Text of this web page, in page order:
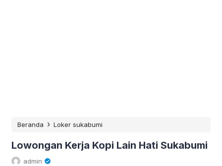
Beranda › Loker sukabumi
Lowongan Kerja Kopi Lain Hati Sukabumi
admin